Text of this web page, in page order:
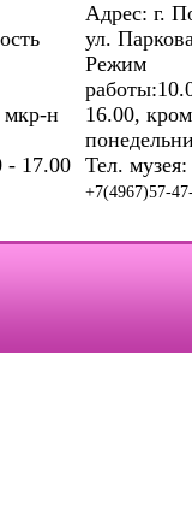
мкр-н
- 17.00
Адрес: г.
ул.
Режим
16.00,
Тел. музея:
+7(4967)57-